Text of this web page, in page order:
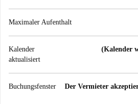
Maximaler Aufenthalt
Kalender
aktualisiert
(Kalender
Buchungsfenster
Der Vermieter